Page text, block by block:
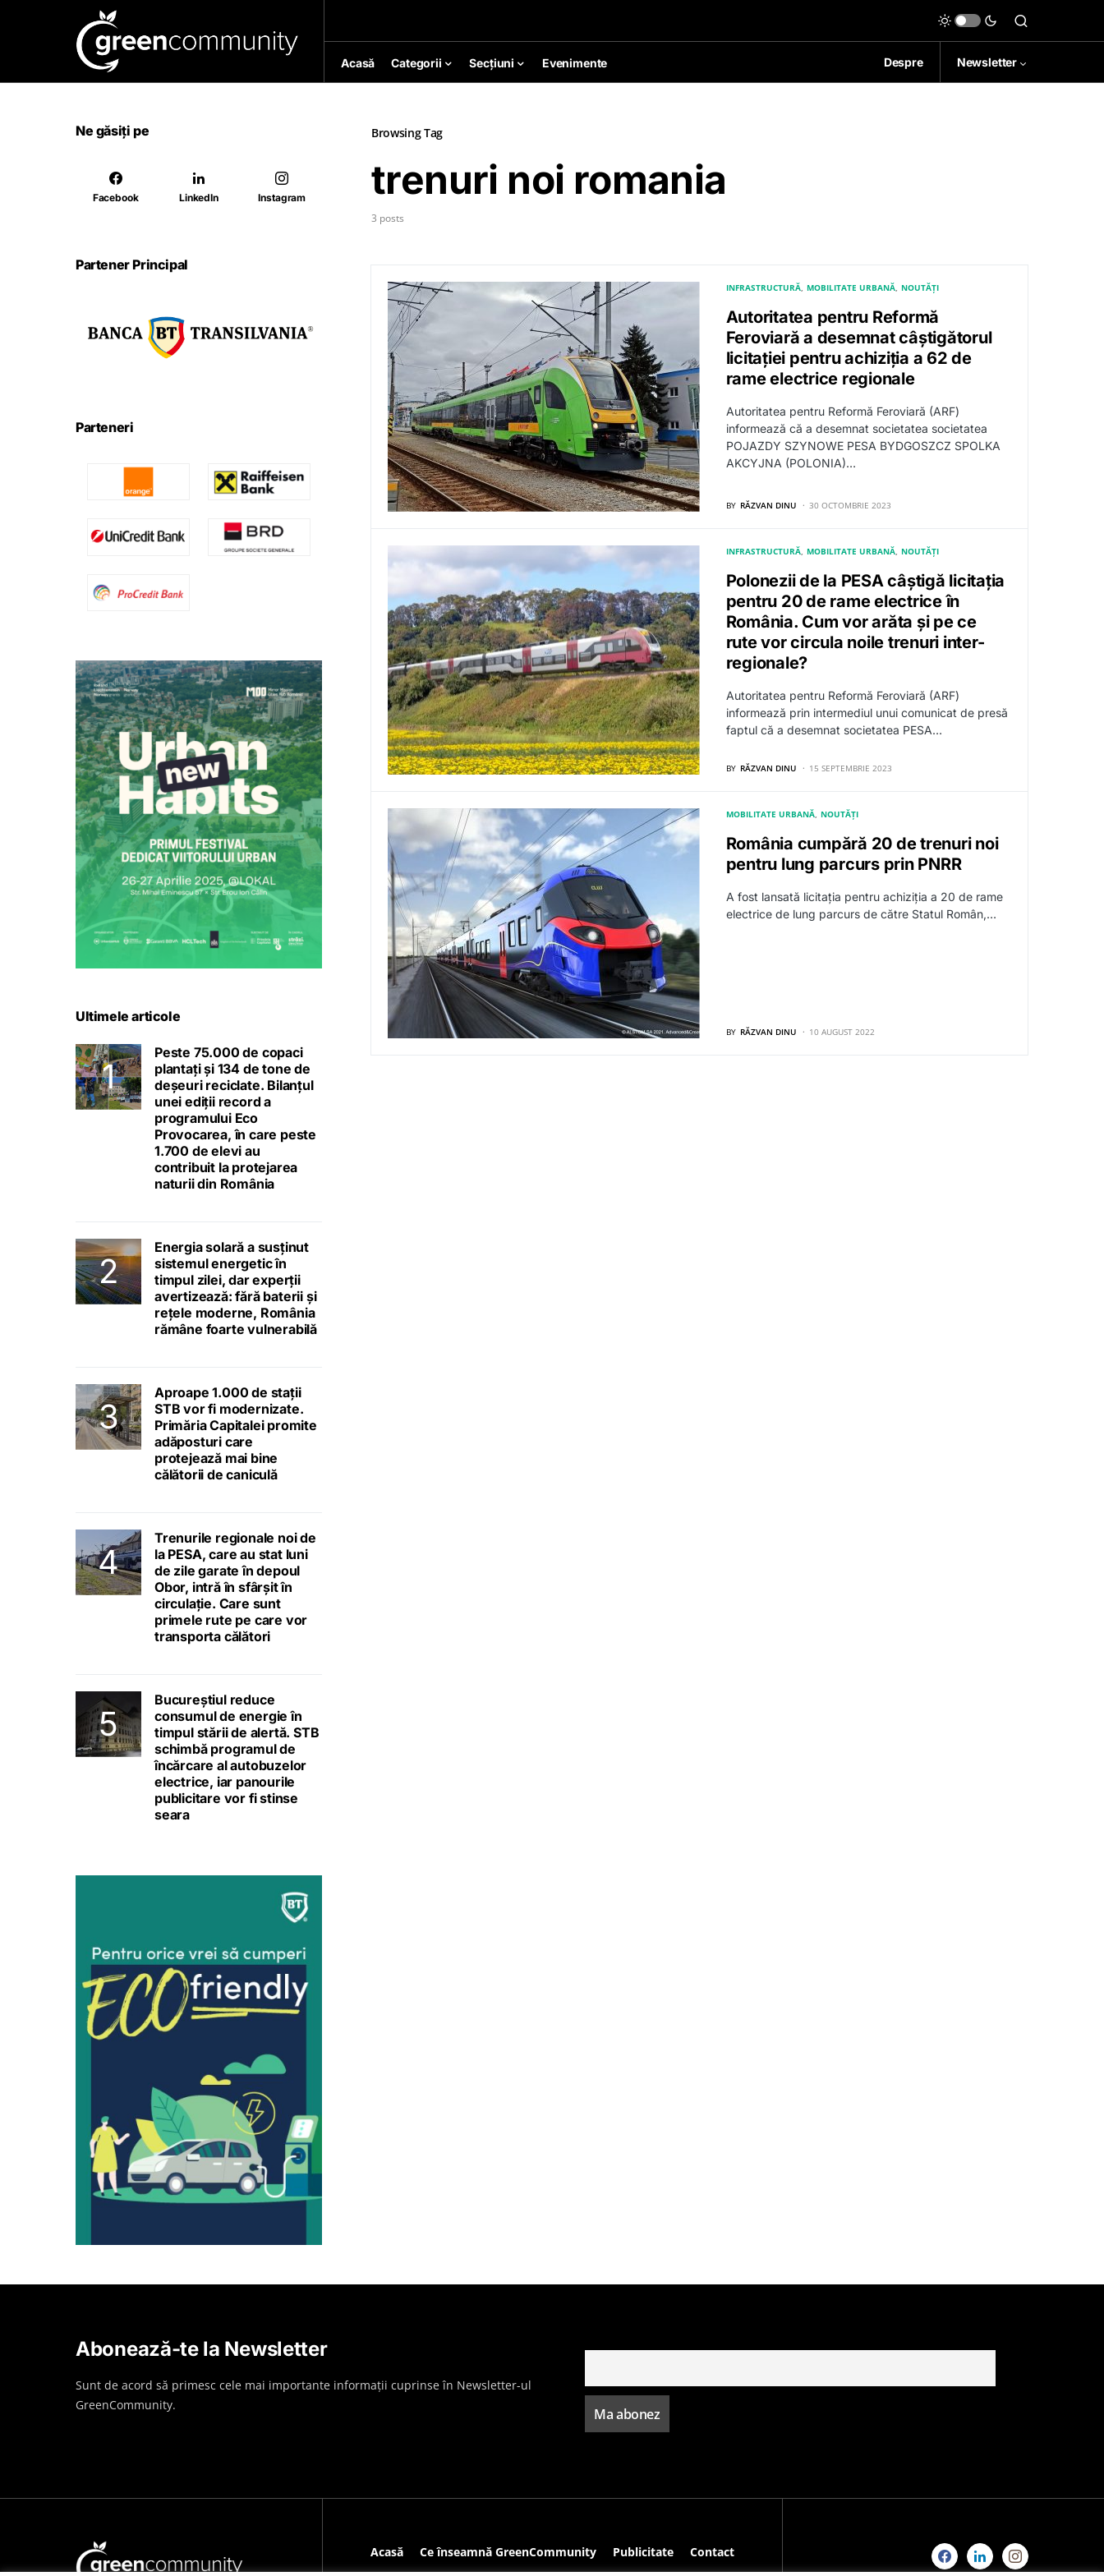
Acasă Categorii Secțiuni Evenimente Despre Newsletter
Browsing Tag
trenuri noi romania
3 posts
INFRASTRUCTURĂ MOBILITATE URBANĂ NOUTĂȚI
Autoritatea pentru Reformă
Feroviară a desemnat câștigătorul
licitației pentru achiziția a 62 de
rame electrice regionale
Autoritatea pentru Reformă Feroviară (ARF)
informează că a desemnat societatea societatea
POJAZDY SZYNOWE PESA BYDGOSZCZ SPOLKA
AKCYJNA (POLONIA)…
BY RĂZVAN DINU 30 OCTOMBRIE 2023
INFRASTRUCTURĂ MOBILITATE URBANĂ NOUTĂȚI
Polonezii de la PESA câștigă licitația
pentru 20 de rame electrice în
România. Cum vor arăta și pe ce
rute vor circula noile trenuri inter-
regionale?
Autoritatea pentru Reformă Feroviară (ARF)
informează prin intermediul unui comunicat de presă
faptul că a desemnat societatea PESA…
BY RĂZVAN DINU 15 SEPTEMBRIE 2023
MOBILITATE URBANĂ NOUTĂȚI
România cumpără 20 de trenuri noi
pentru lung parcurs prin PNRR
A fost lansată licitația pentru achiziția a 20 de rame
electrice de lung parcurs de către Statul Român,…
BY RĂZVAN DINU 10 AUGUST 2022
Ne găsiți pe
Facebook LinkedIn Instagram
Partener Principal
Parteneri
Ultimele articole
Peste 75.000 de copaci
plantați și 134 de tone de
deșeuri reciclate. Bilanțul
unei ediții record a
programului Eco
Provocarea, în care peste
1.700 de elevi au
contribuit la protejarea
naturii din România
Energia solară a susținut
sistemul energetic în
timpul zilei, dar experții
avertizează: fără baterii și
rețele moderne, România
rămâne foarte vulnerabilă
Aproape 1.000 de stații
STB vor fi modernizate.
Primăria Capitalei promite
adăposturi care
protejează mai bine
călătorii de caniculă
Trenurile regionale noi de
la PESA, care au stat luni
de zile garate în depoul
Obor, intră în sfârșit în
circulație. Care sunt
primele rute pe care vor
transporta călători
Bucureștiul reduce
consumul de energie în
timpul stării de alertă. STB
schimbă programul de
încărcare al autobuzelor
electrice, iar panourile
publicitare vor fi stinse
seara
Abonează-te la Newsletter
Sunt de acord să primesc cele mai importante informații cuprinse în Newsletter-ul
GreenCommunity.
Acasă Ce înseamnă GreenCommunity Publicitate Contact